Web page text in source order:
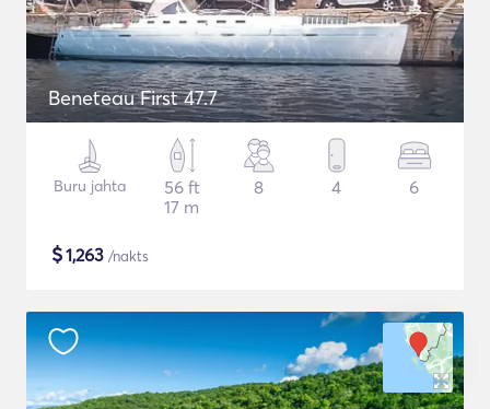
Beneteau First 47.7
Buru jahta
56 ft
17 m
8 4 6
$1,263 /nakts